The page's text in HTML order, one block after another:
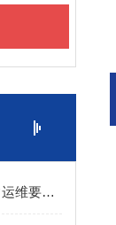
户外水质监测站，日常运维要做哪些工作